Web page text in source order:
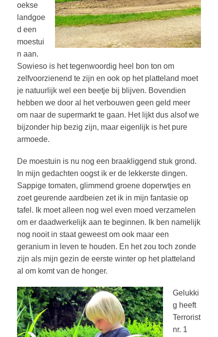
oekse
landgoe
d een
moestui
n aan.
Sowieso is het tegenwoordig heel bon ton om
zelfvoorzienend te zijn en ook op het platteland moet
je natuurlijk wel een beetje bij blijven. Bovendien
hebben we door al het verbouwen geen geld meer
om naar de supermarkt te gaan. Het lijkt dus alsof we
bijzonder hip bezig zijn, maar eigenlijk is het pure
armoede.
De moestuin is nu nog een braakliggend stuk grond.
In mijn gedachten oogst ik er de lekkerste dingen.
Sappige tomaten, glimmend groene doperwtjes en
zoet geurende aardbeien zet ik in mijn fantasie op
tafel. Ik moet alleen nog wel even moed verzamelen
om er daadwerkelijk aan te beginnen. Ik ben namelijk
nog nooit in staat geweest om ook maar een
geranium in leven te houden. En het zou toch zonde
zijn als mijn gezin de eerste winter op het platteland
al om komt van de honger.
Gelukki
g heeft
Terrorist
nr. 1